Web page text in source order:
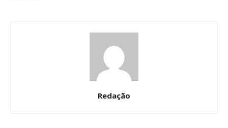
Redação